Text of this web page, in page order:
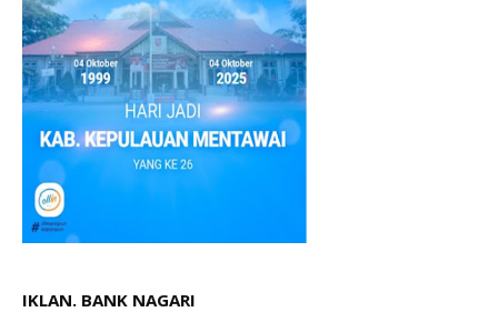
IKLAN. BANK NAGARI